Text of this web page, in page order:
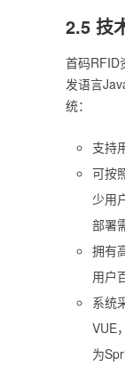
2.5 技
首码RFID
发语言
统：
支持
可按
少用
部署
拥有
用户
系统
VUE
为